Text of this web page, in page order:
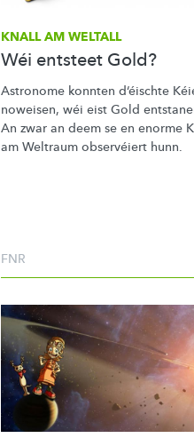
KNALL AM WELTALL
Wéi entsteet Gold?
Astronome konnten d‘éischte
noweisen, wéi eist Gold
An zwar an deem se en enorme
am Weltraum observéiert hunn.
FNR